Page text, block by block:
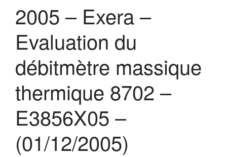
2005 – Exera –
Evaluation du
débitmètre massique
thermique 8702 –
E3856X05 –
(01/12/2005)